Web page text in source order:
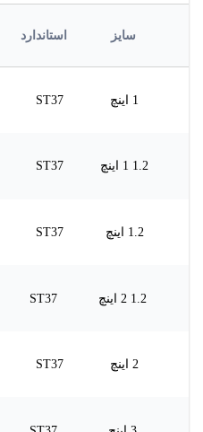
سایز استاندارد
1 اینچ ST37
1.2 1 اینچ ST37
1.2 اینچ ST37
1.2 2 اینچ ST37
2 اینچ ST37